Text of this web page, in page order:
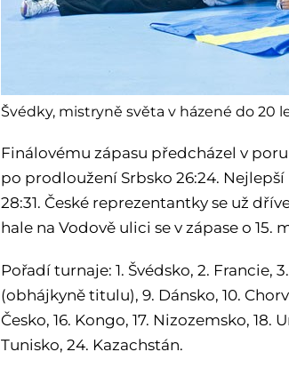
Švédky, mistryně světa v házené do 20
Finálovému zápasu předcházel v
po prodloužení Srbsko 26:24.
28:31. České reprezentantky se už
hale na Vodově ulici se v zápase o
Pořadí turnaje: 1. Švédsko, 2. Francie,
(obhájkyně titulu), 9. Dánsko, 10.
Česko, 16. Kongo, 17. Nizozemsko, 18.
Tunisko, 24. Kazachstán.